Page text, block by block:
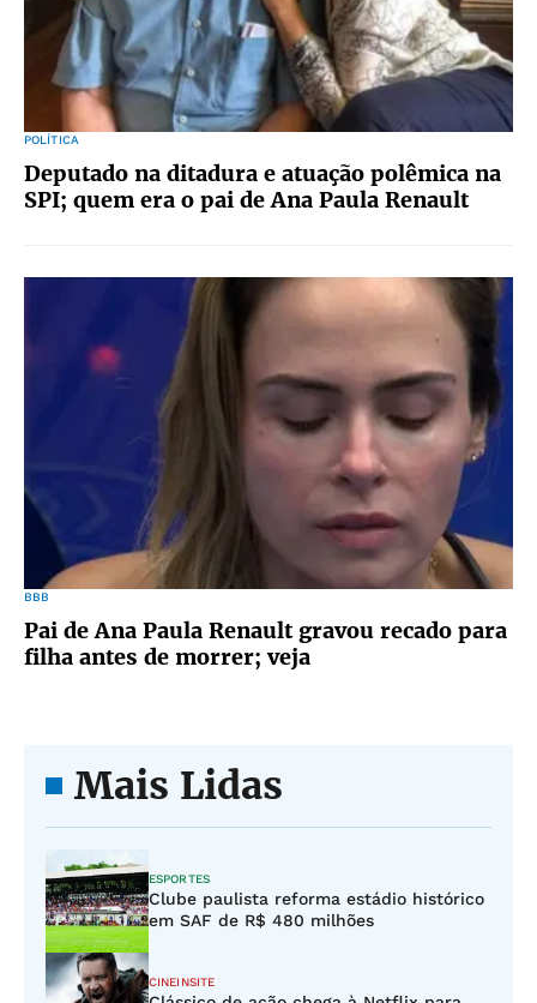
POLÍTICA
Deputado na ditadura e atuação polêmica na
SPI; quem era o pai de Ana Paula Renault
BBB
Pai de Ana Paula Renault gravou recado para
filha antes de morrer; veja
Mais Lidas
ESPORTES
Clube paulista reforma estádio histórico
em SAF de R$ 480 milhões
CINEINSITE